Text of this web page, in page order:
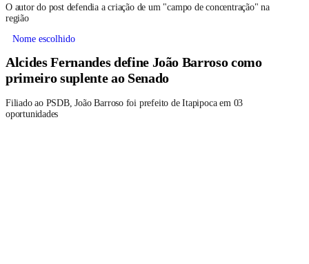
O autor do post defendia a criação de um "campo de concentração" na
região
Nome escolhido
Alcides Fernandes define João Barroso como
primeiro suplente ao Senado
Filiado ao PSDB, João Barroso foi prefeito de Itapipoca em 03
oportunidades